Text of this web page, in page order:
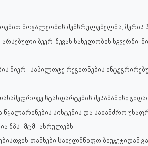
მოვალეობის შემსრულებელმა,
ბეერ-შევას სახელობის სკვერში,
მიერ „საპილოტე რეგიონების
სტანდარტების შესაბამისი
წყალარინების სისტემის და სახანძრო
შპს “მტმ” ასრულებს.
თანხები სახელმწიფო